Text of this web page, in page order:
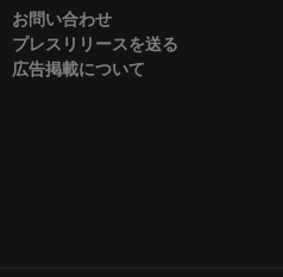
お問い合わせ
プレスリリースを送る
広告掲載について